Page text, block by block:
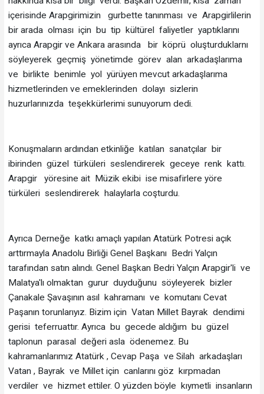
içerisinde Arapgirimizin gurbette tanınması ve Arapgirlilerin
bir arada olması için bu tip kültürel faliyetler yaptıklarını
ayrıca Arapgir ve Ankara arasında bir köprü oluşturduklarnı
söyleyerek geçmiş yönetimde görev alan arkadaşlarıma
ve birlikte benimle yol yürüyen mevcut arkadaşlarıma
hizmetlerinden ve emeklerinden dolayı sizlerin
huzurlarınızda teşekkürlerimi sunuyorum dedi.
Konuşmaların ardından etkinliğe katılan sanatçılar bir
ibirinden güzel türküleri seslendirerek geceye renk kattı.
Arapgir yöresine ait Müzik ekibi ise misafirlere yöre
türküleri seslendirerek halaylarla coşturdu.
Ayrıca Derneğe katkı amaçlı yapılan Atatürk Potresi açık
arttırmayla Anadolu Birliği Genel Başkanı Bedri Yalçın
tarafından satın alındı. Genel Başkan Bedri Yalçın Arapgir'li ve
Malatya'lı olmaktan gurur duyduğunu söyleyerek bizler
Çanakale Şavaşının asıl kahramanı ve komutanı Cevat
Paşanın torunlarıyız. Bizim için Vatan Millet Bayrak dendimi
gerisi teferruattır. Ayrıca bu gecede aldığım bu güzel
taplonun parasal değeri asla ödenemez. Bu
kahramanlarımız Atatürk , Cevap Paşa ve Silah arkadaşları
Vatan , Bayrak ve Millet için canlarını göz kırpmadan
verdiler ve hizmet ettiler. O yüzden böyle kıymetli insanların